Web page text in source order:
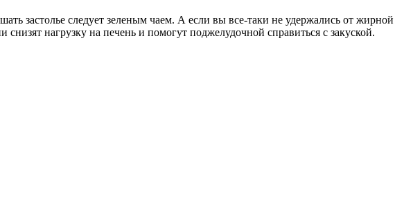
застолье следует зеленым чаем. А если вы все-таки не удержались от жирной
нагрузку на печень и помогут поджелудочной справиться с закуской.